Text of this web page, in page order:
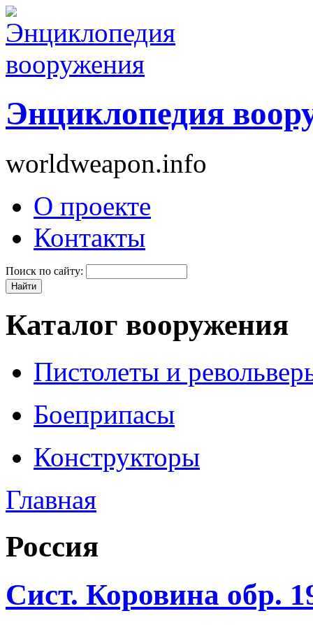
Энциклопедия
worldweapon.info
О проекте
Контакты
Поиск по сайту:
Каталог вооружения
Пистолеты и
Боеприпасы
Конструкторы
Главная
Росcия
Сист. Коровина обр.